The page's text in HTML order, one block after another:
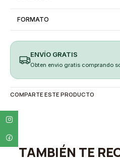
FORMATO
ENVÍO GRATIS
Obten envio gratis comprando
COMPARTE ESTE PRODUCTO
TAMBIÉN TE